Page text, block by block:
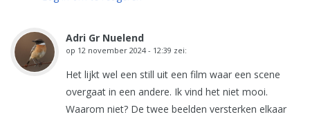
Adri Gr Nuelend
op 12 november 2024 - 12:39 zei:
Het lijkt wel een still uit een film waar een scene
overgaat in een andere. Ik vind het niet mooi.
Waarom niet? De twee beelden versterken elkaar